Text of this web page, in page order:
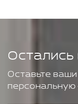
Оставьте
персональную